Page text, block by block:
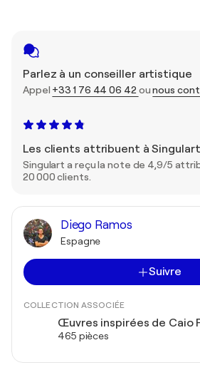
Parlez à un conseiller artistique
Appel +33 1 76 44 06 42 ounous
Les clients attribuent à
Singulart a reçu la note de 4,9/5
20 000 clients.
Diego Ramos
Espagne
Suivre
COLLECTION ASSOCIÉE
Œuvres inspirées de Caio
465 pièces